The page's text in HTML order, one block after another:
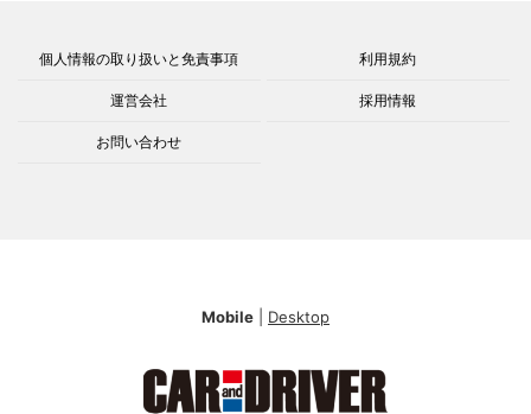
個人情報の取り扱いと免責事項 利用規約
運営会社 採用情報
お問い合わせ
Mobile Desktop